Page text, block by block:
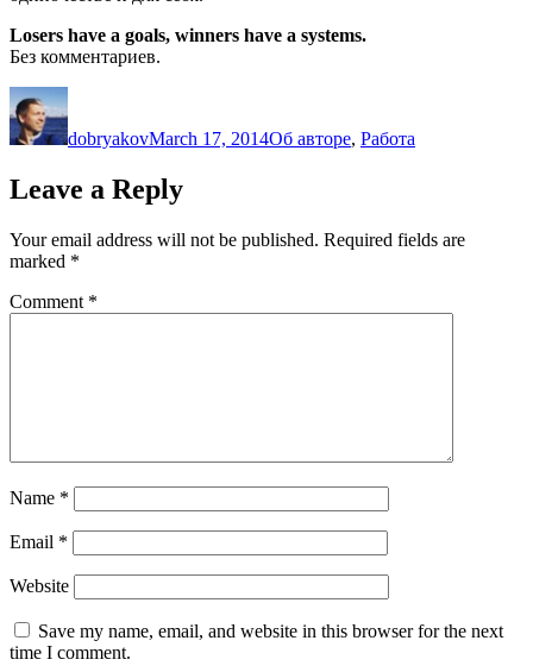
Losers have a goals, winners have a systems.
Без комментариев.
Author
dobryakovMarch 17, 2014Об авторе, Работа
Leave a Reply
Your email address will not be published. Required fields are
marked *
Comment *
Name *
Email *
Website
Save my name, email, and website in this browser for the next
time I comment.